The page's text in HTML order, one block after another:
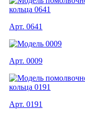
Арт. 0641
Арт. 0009
Арт. 0191